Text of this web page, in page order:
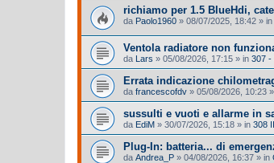
richiamo per 1.5 BlueHdi,
da Paolo1960 » 08/07/2025, 18:42 » in
Ventola radiatore non
da Lars » 05/08/2026, 17:15 » in 307 -
Errata indicazione
da francescofdv » 05/08/2026, 10:23
sussulti e vuoti e allarme in
da EdiM » 30/07/2026, 15:18 » in 308
Plug-In: batteria... di
da Andrea_P » 04/08/2026, 16:37 » in